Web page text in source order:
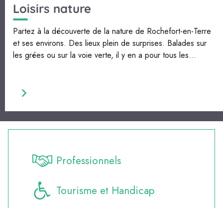
Loisirs nature
Partez à la découverte de la nature de Rochefort-en-Terre
et ses environs. Des lieux plein de surprises. Balades sur
les grées ou sur la voie verte, il y en a pour tous les...
Professionnels
Tourisme et Handicap